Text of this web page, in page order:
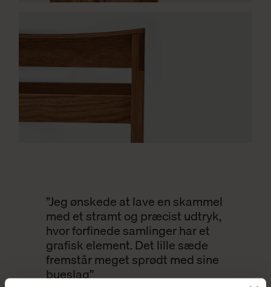
”Jeg ønskede at lave en skammel
med et stramt og præcist udtryk,
hvor forfinede samlinger har et
grafisk element. Det lille sæde
fremstår meget sprødt med sine
bueslag”